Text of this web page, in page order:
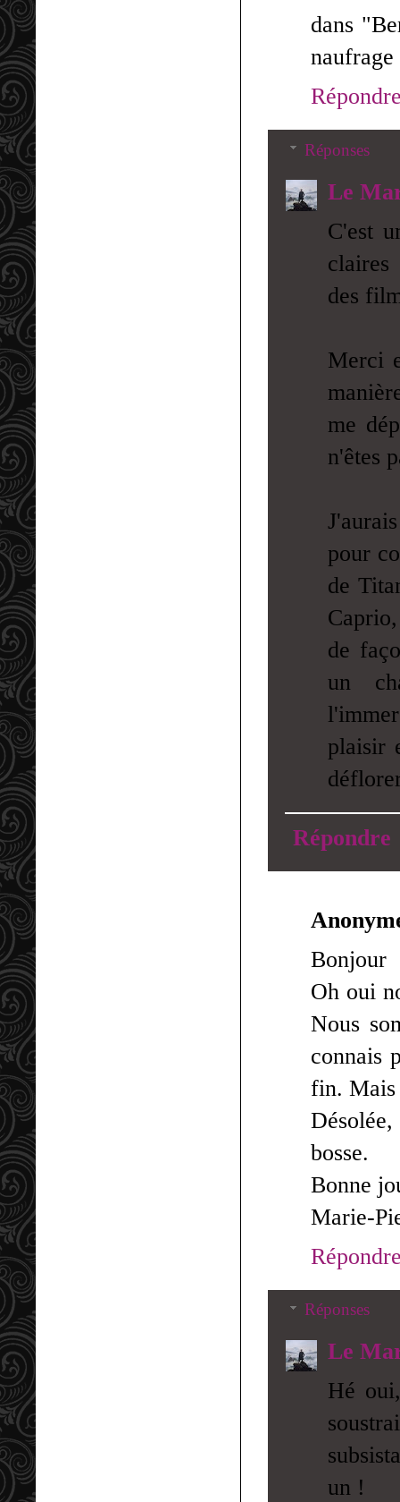
dans
Réponses
Le
C'est
claires
des
Merci
me
n'êtes
pour
de
de
un
plaisir
Répondre
Bonjour
Oh oui
Nous
connais
fin. Mais
bosse.
Bonne
Marie-
Réponses
Le
Hé
un !